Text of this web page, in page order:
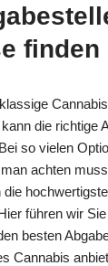
finden
die richtige
so vielen
achten
führen wir
besten
Cannabis